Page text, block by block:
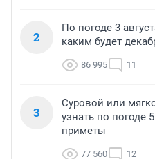
2
По погоде 3
каким будет
86 995 11
3
Суровой или
узнать по погоде
приметы
77 560 12